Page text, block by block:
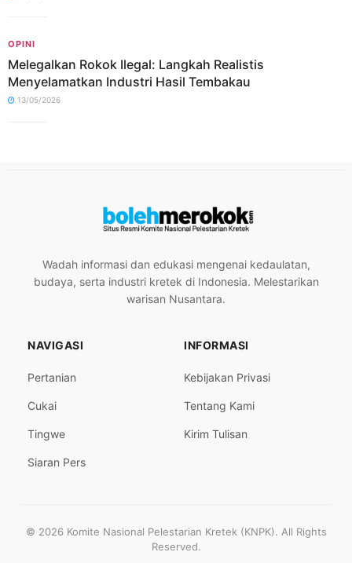
OPINI
Melegalkan Rokok Ilegal: Langkah Realistis
Menyelamatkan Industri Hasil Tembakau
13/05/2026
Wadah informasi dan edukasi mengenai kedaulatan,
budaya, serta industri kretek di Indonesia. Melestarikan
warisan Nusantara.
NAVIGASI
Pertanian
Cukai
Tingwe
Siaran Pers
INFORMASI
Kebijakan Privasi
Tentang Kami
Kirim Tulisan
© 2026 Komite Nasional Pelestarian Kretek (KNPK). All Rights
Reserved.